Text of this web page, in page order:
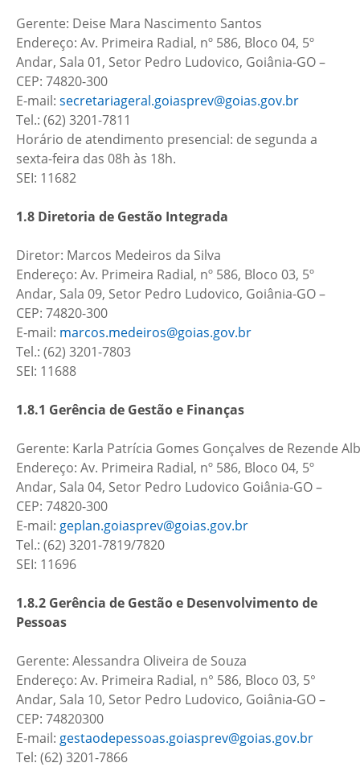
Gerente: Deise Mara Nascimento Santos
Endereço: Av. Primeira Radial, nº 586, Bloco 04, 5º
Andar, Sala 01, Setor Pedro Ludovico, Goiânia-GO –
CEP: 74820-300
E-mail: secretariageral.goiasprev@goias.gov.br
Tel.: (62) 3201-7811
Horário de atendimento presencial: de segunda a
sexta-feira das 08h às 18h.
SEI: 11682
1.8 Diretoria de Gestão Integrada
Diretor: Marcos Medeiros da Silva
Endereço: Av. Primeira Radial, nº 586, Bloco 03, 5º
Andar, Sala 09, Setor Pedro Ludovico, Goiânia-GO –
CEP: 74820-300
E-mail: marcos.medeiros@goias.gov.br
Tel.: (62) 3201-7803
SEI: 11688
1.8.1 Gerência de Gestão e Finanças
Gerente: Karla Patrícia Gomes Gonçalves de Rezende
Endereço: Av. Primeira Radial, nº 586, Bloco 04, 5º
Andar, Sala 04, Setor Pedro Ludovico Goiânia-GO –
CEP: 74820-300
E-mail: geplan.goiasprev@goias.gov.br
Tel.: (62) 3201-7819/7820
SEI: 11696
1.8.2 Gerência de Gestão e Desenvolvimento de
Pessoas
Gerente: Alessandra Oliveira de Souza
Endereço: Av. Primeira Radial, n° 586, Bloco 03, 5°
Andar, Sala 10, Setor Pedro Ludovico, Goiânia-GO –
CEP: 74820300
E-mail: gestaodepessoas.goiasprev@goias.gov.br
Tel: (62) 3201-7866